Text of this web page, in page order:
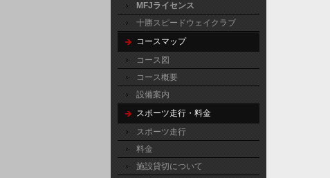
MFJライセンス
十勝スピードウェイクラブ
コースマップ
コース図
コース概要
設備案内
スポーツ走行・料金
スポーツ走行
料金
施設貸切について